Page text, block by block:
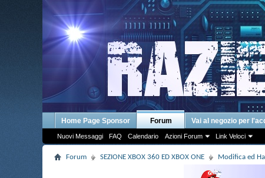
Home Page Sponsor Forum
Nuovi Messaggi FAQ Calendario Azioni Forum Link Veloci
Vai al negozio per
Forum SEZIONE XBOX 360 ED XBOX ONE Modifica ed